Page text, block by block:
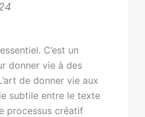
C’est un
donner vie à des
de donner vie aux
subtile entre le texte
processus créatif